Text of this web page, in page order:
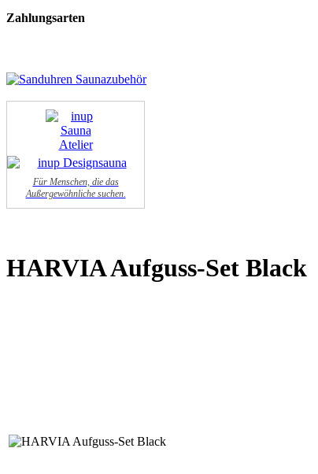
Zahlungsarten
Für Menschen, die das
Außergewöhnliche suchen.
HARVIA Aufguss-Set Black